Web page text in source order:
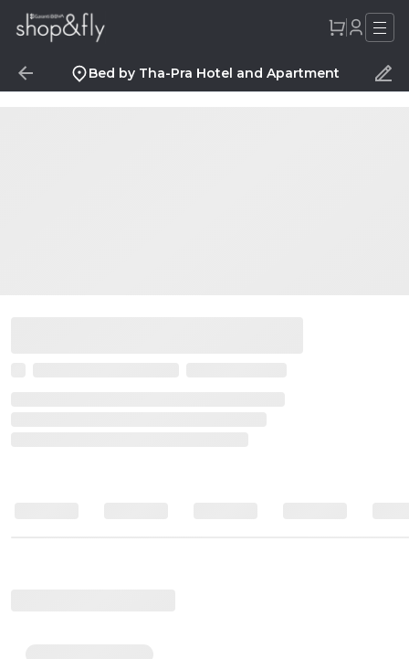
Bed by Tha-Pra Hotel and Apartment